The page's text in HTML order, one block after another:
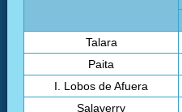
Talara
Paita
I. Lobos de Afuera
Salaverry